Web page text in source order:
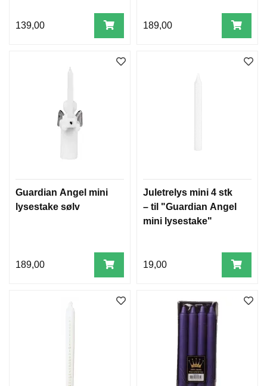
139,00 189,00
Guardian Angel mini
lysestake sølv
189,00
Juletrelys mini 4 stk
– til "Guardian Angel
mini lysestake"
19,00